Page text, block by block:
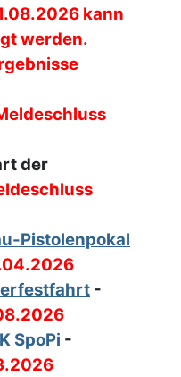
kann
werden.
der
Pistolenpokal
-
SpoPi -